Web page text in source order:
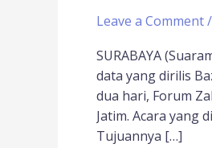
Leave a Comment/
SURABAYA
data yang dirilis
dua hari, Forum
Jatim. Acara yang
Tujuannya […]